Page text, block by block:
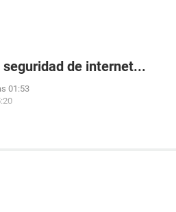
de internet...
01:53